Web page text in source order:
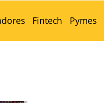
Fintech Pymes